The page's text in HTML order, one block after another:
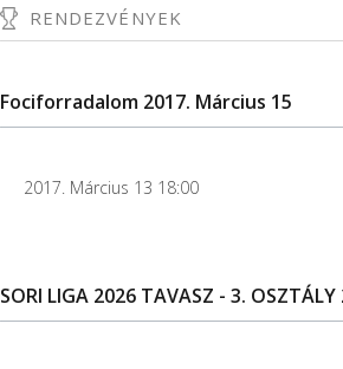
RENDEZVÉNYEK
Fociforradalom 2017. Március 15
2017. Március 13 18:00
SORI LIGA 2026 TAVASZ - 3.